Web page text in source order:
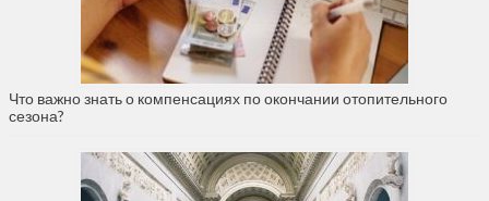
Что важно знать о компенсациях по окончании отопительного
сезона?